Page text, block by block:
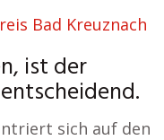
Bad Kreuznach
ist der
sich auf den